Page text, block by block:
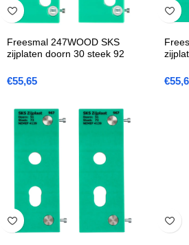
Freesmal 247WOOD SKS
zijplaten doorn 30 steek 92
€55,65 €